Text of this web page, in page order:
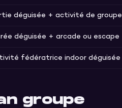
déguisée + activité de groupe
déguisée + arcade ou escape
fédératrice indoor déguisée
groupe